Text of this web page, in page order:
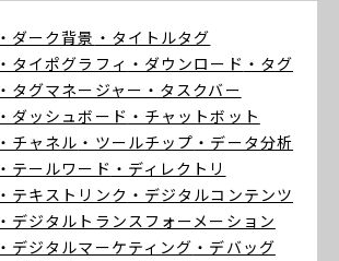
・ダーク背景 ・タイトルタグ
・タイポグラフィ ・ダウンロード ・タグ
・タグマネージャー ・タスクバー
・ダッシュボード ・チャットボット
・チャネル ・ツールチップ ・データ分析
・テールワード ・ディレクトリ
・テキストリンク ・デジタルコンテンツ
・デジタルトランスフォーメーション
・デジタルマーケティング ・デバッグ